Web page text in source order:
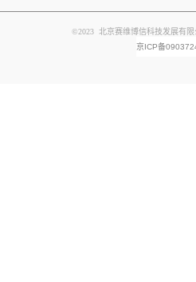
©2023 北京赛维博信科技发展有
京ICP备